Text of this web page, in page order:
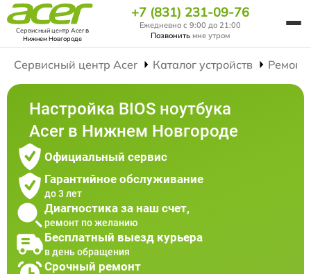
Сервисный центр Acerв
Нижнем Новгороде
+7 (831) 231-09-76
Ежедневно с 9:00 до 21:00
Позвонить мне утром
Сервисный центр Acer Каталог устройств Ремонт
Настройка BIOS ноутбука
Acer в Нижнем Новгороде
Официальный сервис
Гарантийное обслуживание
до 3 лет
Диагностика за наш счет,
ремонт по желанию
Бесплатный выезд курьера
в день обращения
Срочный ремонт